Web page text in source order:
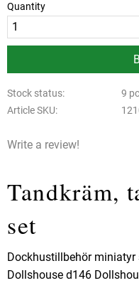
Quantity
Stock status
9
Article SKU
Write a review!
Tandkräm,
set
Dockhustillbehör miniatyr
Dollshouse d146